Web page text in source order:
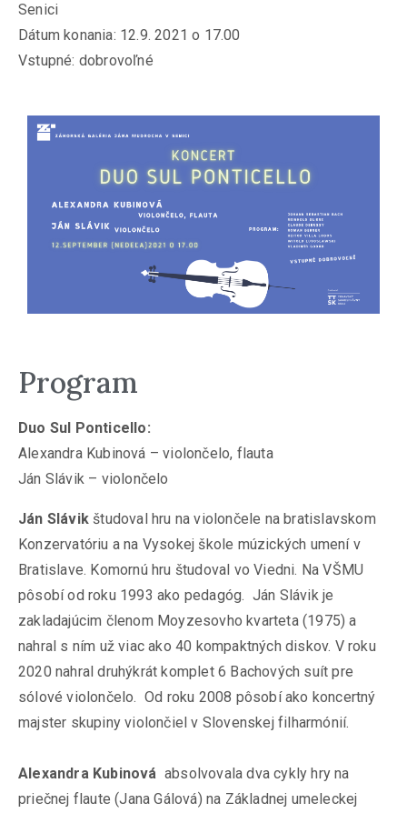
Senici
Dátum konania: 12.9. 2021 o 17.00
Vstupné: dobrovoľné
Program
Duo Sul Ponticello:
Alexandra Kubinová – violončelo, flauta
Ján Slávik – violončelo
Ján Slávik študoval hru na violončele na bratislavskom
Konzervatóriu a na Vysokej škole múzických umení v
Bratislave. Komornú hru študoval vo Viedni. Na VŠMU
pôsobí od roku 1993 ako pedagóg. Ján Slávik je
zakladajúcim členom Moyzesovho kvarteta (1975) a
nahral s ním už viac ako 40 kompaktných diskov. V roku
2020 nahral druhýkrát komplet 6 Bachových suít pre
sólové violončelo. Od roku 2008 pôsobí ako koncertný
majster skupiny violončiel v Slovenskej filharmónií.
Alexandra Kubinová absolvovala dva cykly hry na
priečnej flaute (Jana Gálová) na Základnej umeleckej